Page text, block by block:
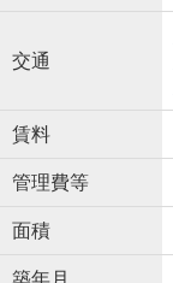
交通
賃料
管理費等
面積